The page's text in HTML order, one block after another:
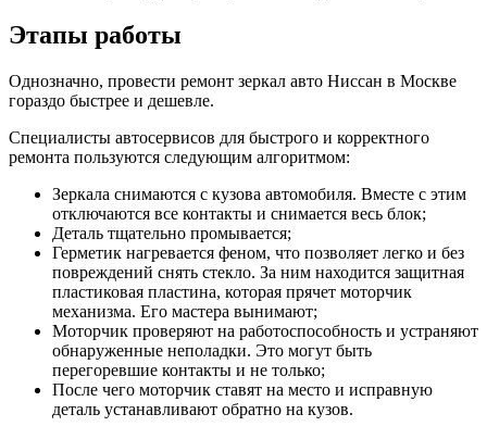
Этапы работы
Однозначно, провести ремонт зеркал авто Ниссан в Москве
гораздо быстрее и дешевле.
Специалисты автосервисов для быстрого и корректного
ремонта пользуются следующим алгоритмом:
Зеркала снимаются с кузова автомобиля. Вместе с этим
отключаются все контакты и снимается весь блок;
Деталь тщательно промывается;
Герметик нагревается феном, что позволяет легко и без
повреждений снять стекло. За ним находится защитная
пластиковая пластина, которая прячет моторчик
механизма. Его мастера вынимают;
Моторчик проверяют на работоспособность и устраняют
обнаруженные неполадки. Это могут быть
перегоревшие контакты и не только;
После чего моторчик ставят на место и исправную
деталь устанавливают обратно на кузов.